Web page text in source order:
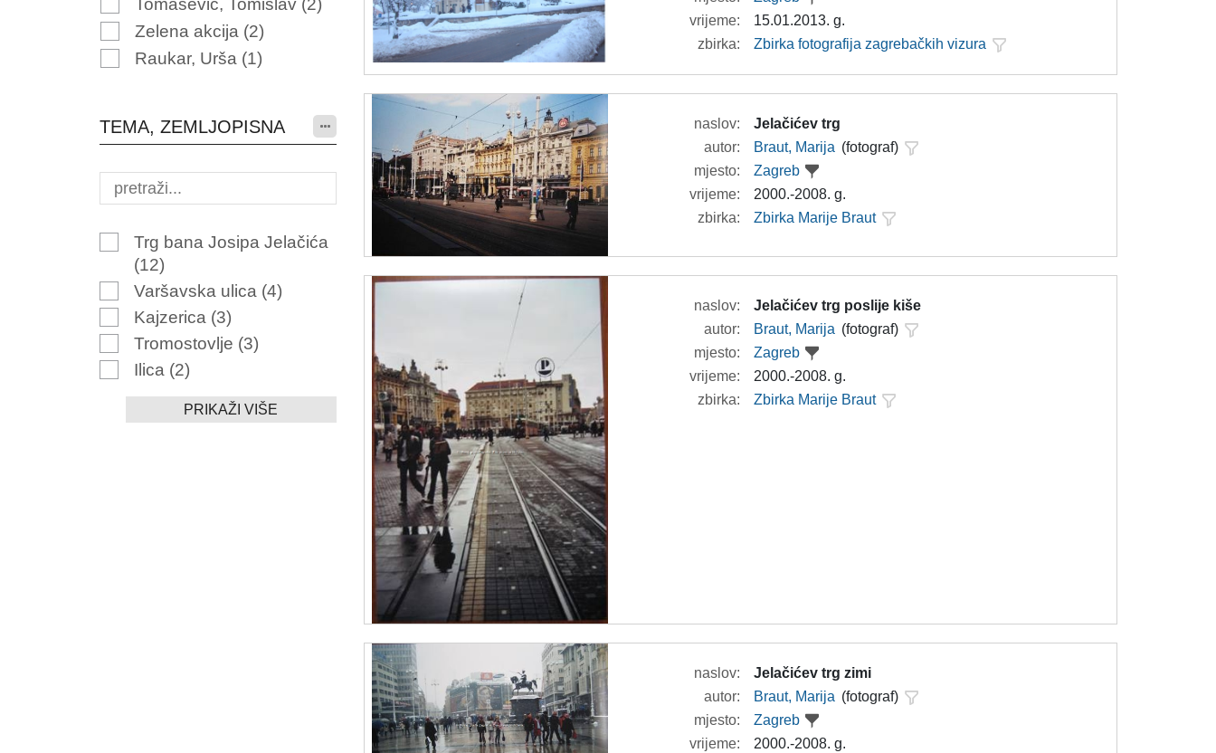
Tomašević, Tomislav (2)
Zelena akcija (2)
Raukar, Urša (1)
TEMA, ZEMLJOPISNA
Trg bana Josipa Jelačića
(12)
Varšavska ulica (4)
Kajzerica (3)
Tromostovlje (3)
Ilica (2)
PRIKAŽI VIŠE
vrijeme:
15.01.2013. g.
zbirka:
Zbirka fotografija zagrebačkih vizura
naslov:
Jelačićev trg
autor:
Braut, Marija (fotograf)
mjesto:
Zagreb
vrijeme:
2000.-2008. g.
zbirka:
Zbirka Marije Braut
naslov:
Jelačićev trg poslije kiše
autor:
Braut, Marija (fotograf)
mjesto:
Zagreb
vrijeme:
2000.-2008. g.
zbirka:
Zbirka Marije Braut
naslov:
Jelačićev trg zimi
autor:
Braut, Marija (fotograf)
mjesto:
Zagreb
vrijeme:
2000.-2008. g.